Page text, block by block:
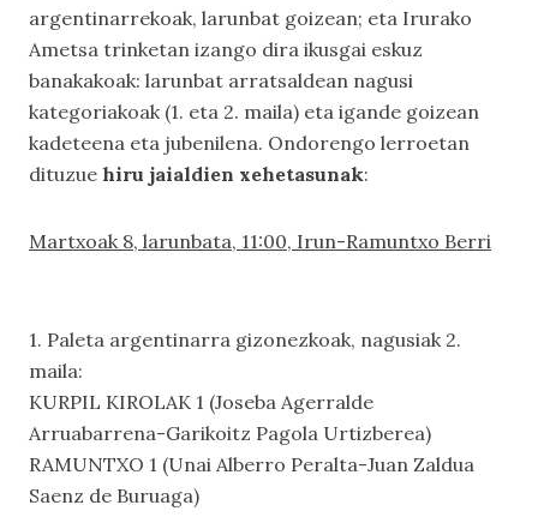
argentinarrekoak, larunbat goizean; eta Irurako
Ametsa trinketan izango dira ikusgai eskuz
banakakoak: larunbat arratsaldean nagusi
kategoriakoak (1. eta 2. maila) eta igande goizean
kadeteena eta jubenilena. Ondorengo lerroetan
dituzue hiru jaialdien xehetasunak:
Martxoak 8, larunbata, 11:00, Irun-Ramuntxo Berri
1. Paleta argentinarra gizonezkoak, nagusiak 2.
maila:
KURPIL KIROLAK 1 (Joseba Agerralde
Arruabarrena-Garikoitz Pagola Urtizberea)
RAMUNTXO 1 (Unai Alberro Peralta-Juan Zaldua
Saenz de Buruaga)